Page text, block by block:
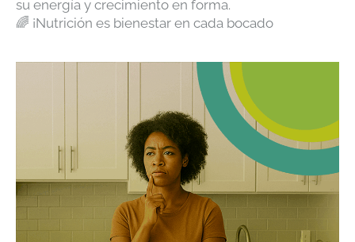
su energía y crecimiento en forma.
🌈 ¡Nutrición es bienestar en cada bocado